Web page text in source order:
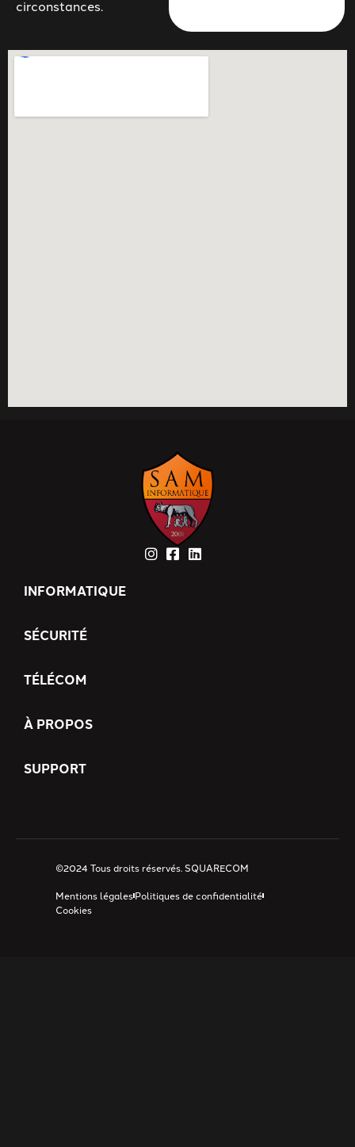
circonstances.
INFORMATIQUE
SÉCURITÉ
TÉLÉCOM
À PROPOS
SUPPORT
©2024 Tous droits réservés.SQUARECOM
Mentions légalesPolitiques de confidentialité
Cookies